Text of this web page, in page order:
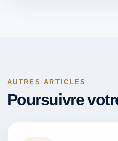
AUTRES ARTICLES
Poursuivre